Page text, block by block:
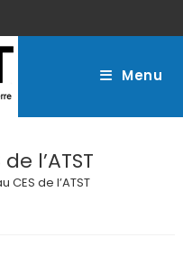
Menu
l’ATST
CES de l’ATST